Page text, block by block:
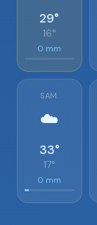
29°
16°
0 mm
SAM.
☁️
33°
17°
0 mm